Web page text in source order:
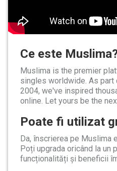
Ce este
Muslima is the premier
singles worldwide. As part
2004, we've inspired
online. Let yours be the
Poate fi utilizat
Da, înscrierea pe Muslima
Poți upgrada oricând la un
funcționalități și beneficii